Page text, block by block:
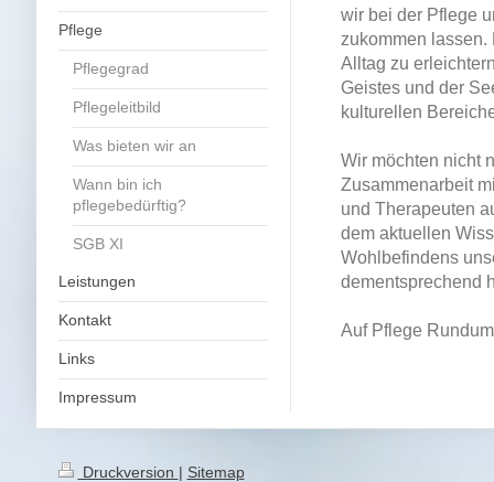
Pflege
Pflegegrad
Pflegeleitbild
Was bieten wir an
Wann bin ich
pflegebedürftig?
SGB XI
Leistungen
Kontakt
Links
Impressum
wir bei der Pflege
zukommen lassen.
Alltag zu
Geistes und der
kulturellen
Wir möchten nicht
Zusammenarbeit
und Therapeuten
dem aktuellen
Wohlbefindens
dementsprechend
Auf Pflege
Druckversion | Sitemap